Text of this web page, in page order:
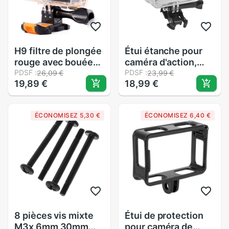
H9 filtre de plongée
rouge avec bouée
flottante pour EKEN
h9 h9r h3r w9s w9
caisson de caméra
d'objectif de filtre
PDSF :26,09 €
19,89 €
Étui étanche pour
caméra d'action,
pour Sjcam SJ4000
(wifi) SJ4000 +
SJ7000 EKEN H9
PDSF :23,99 €
18,99 €
ÉCONOMISEZ 5,30 €
8 pièces vis mixte
M3x 6mm 30mm
ÉCONOMISEZ 6,40 €
Étui de protection
pour caméra de